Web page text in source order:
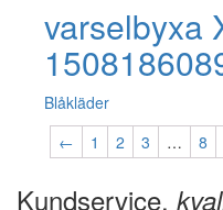
varselbyxa
Blåkläder
←
1 2 3 … 8
Kundservice,